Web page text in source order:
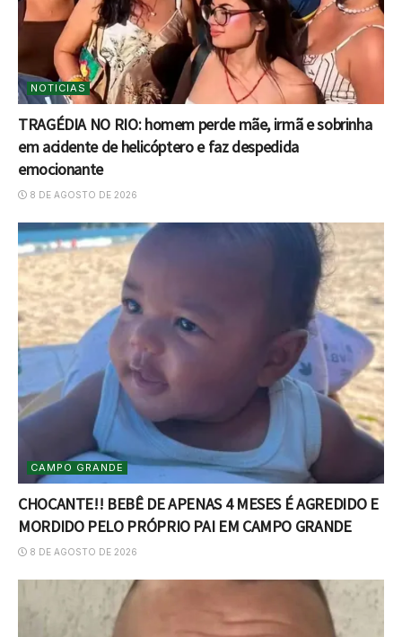
NOTICIAS
TRAGÉDIA NO RIO: homem perde mãe, irmã e sobrinha
em acidente de helicóptero e faz despedida
emocionante
8 DE AGOSTO DE 2026
CAMPO GRANDE
CHOCANTE!! BEBÊ DE APENAS 4 MESES É AGREDIDO E
MORDIDO PELO PRÓPRIO PAI EM CAMPO GRANDE
8 DE AGOSTO DE 2026